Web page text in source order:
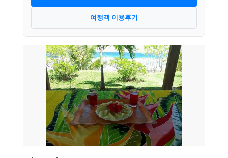
여행객 이용후기